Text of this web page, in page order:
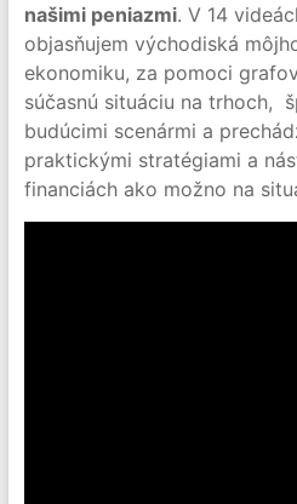
našimi peniazmi. V 14
objasňujem východiská
ekonomiku, za pomoci
súčasnú situáciu na trhoch,
budúcimi scenármi a
praktickými stratégiami a
financiách ako možno na